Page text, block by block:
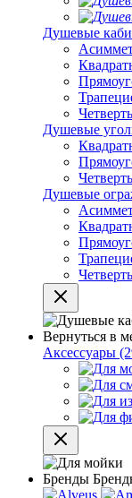
Душевые
Душевые
Душевые
Вернуться в
Аксессуары
Бренды